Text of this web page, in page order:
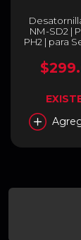
NM-SD2 |
PH2 | para